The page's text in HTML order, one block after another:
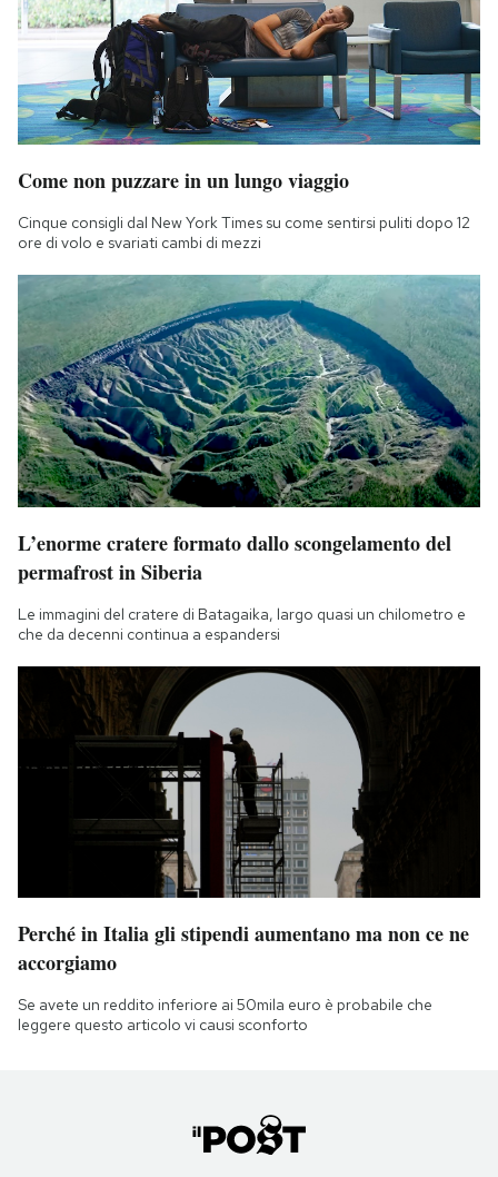
Come non puzzare in un lungo viaggio
Cinque consigli dal New York Times su come sentirsi puliti dopo 12
ore di volo e svariati cambi di mezzi
L’enorme cratere formato dallo scongelamento del
permafrost in Siberia
Le immagini del cratere di Batagaika, largo quasi un chilometro e
che da decenni continua a espandersi
Perché in Italia gli stipendi aumentano ma non ce ne
accorgiamo
Se avete un reddito inferiore ai 50mila euro è probabile che
leggere questo articolo vi causi sconforto